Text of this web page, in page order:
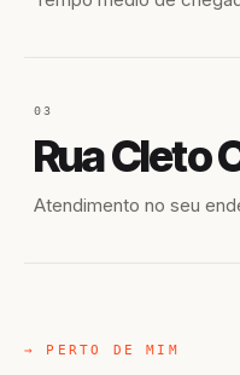
03
Rua Cleto
Atendimento no seu
→ PERTO DE MIM